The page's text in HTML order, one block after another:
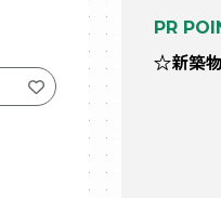
PR
☆新築